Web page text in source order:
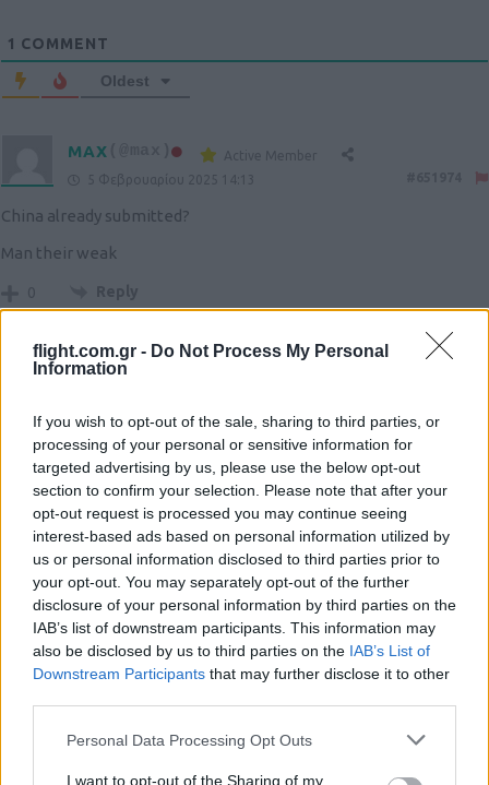
flight.com.gr - Do Not Process My Personal
Information
If you wish to opt-out of the sale, sharing to third parties, or
processing of your personal or sensitive information for
targeted advertising by us, please use the below opt-out
section to confirm your selection. Please note that after your
opt-out request is processed you may continue seeing
interest-based ads based on personal information utilized by
us or personal information disclosed to third parties prior to
your opt-out. You may separately opt-out of the further
disclosure of your personal information by third parties on the
IAB’s list of downstream participants. This information may
also be disclosed by us to third parties on the IAB’s List of
Downstream Participants that may further disclose it to other
Please note that this website/app uses one or more Google
not limited to your visit or usage behaviour. You may click to
Personal Data Processing Opt Outs
I want to opt-out of the Sharing of my
Ροή Ειδήσεων
Ιρανικός πύραυλος έπληξε τάνκερ των
ΗΑΕ στα Στενά του Ορμούζ
1 COMMENT
Oldest
MAX (@max)
Active Member
5 Φεβρουαρίου 2025 14:13
China already submitted?
Man their weak
0 Reply